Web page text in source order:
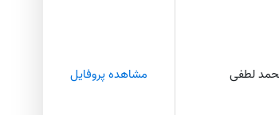
لطفی مشاهده پروفایل